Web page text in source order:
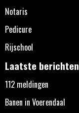
Notaris
Pedicure
Rijschool
Laatste berichten
112 meldingen
Banen in Voerendaal